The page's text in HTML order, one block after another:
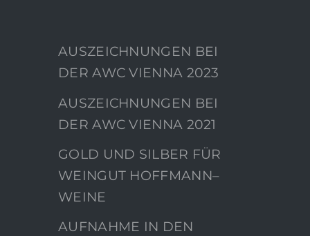
AUSZEICHNUNGEN BEI
DER AWC VIENNA 2023
AUSZEICHNUNGEN BEI
DER AWC VIENNA 2021
GOLD UND SILBER FÜR
WEINGUT HOFFMANN–
WEINE
AUFNAHME IN DEN